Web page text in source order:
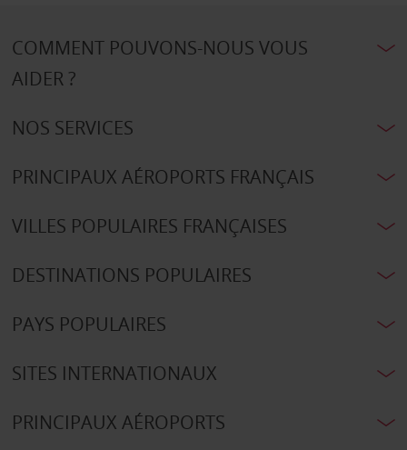
COMMENT POUVONS-NOUS VOUS
AIDER ?
NOS SERVICES
PRINCIPAUX AÉROPORTS FRANÇAIS
VILLES POPULAIRES FRANÇAISES
DESTINATIONS POPULAIRES
PAYS POPULAIRES
SITES INTERNATIONAUX
PRINCIPAUX AÉROPORTS